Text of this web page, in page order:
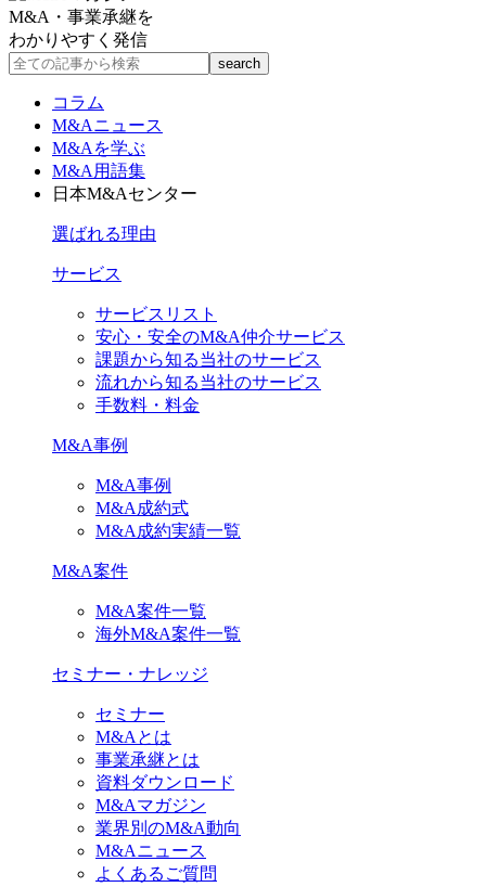
M&A・事業承継を
わかりやすく発信
コラム
M&Aニュース
M&Aを学ぶ
M&A用語集
日本M&Aセンター
選ばれる理由
サービス
サービスリスト
安心・安全のM&A仲介サービス
課題から知る当社のサービス
流れから知る当社のサービス
手数料・料金
M&A事例
M&A事例
M&A成約式
M&A成約実績一覧
M&A案件
M&A案件一覧
海外M&A案件一覧
セミナー・ナレッジ
セミナー
M&Aとは
事業承継とは
資料ダウンロード
M&Aマガジン
業界別のM&A動向
M&Aニュース
よくあるご質問